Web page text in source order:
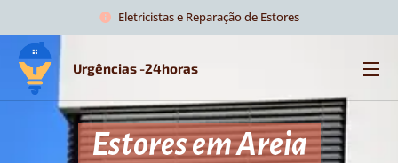
Eletricistas e Reparação de Estores
Urgências -24horas
Estores em Areia